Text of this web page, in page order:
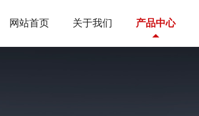
网站首页 关于我们 产品中心